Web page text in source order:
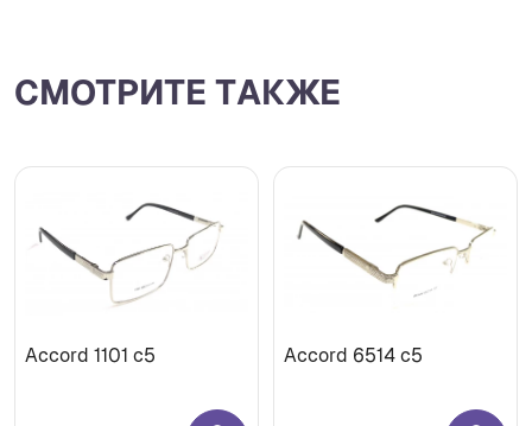
СМОТРИТЕ ТАКЖЕ
Accord 1101 с5 Accord 6514 с5